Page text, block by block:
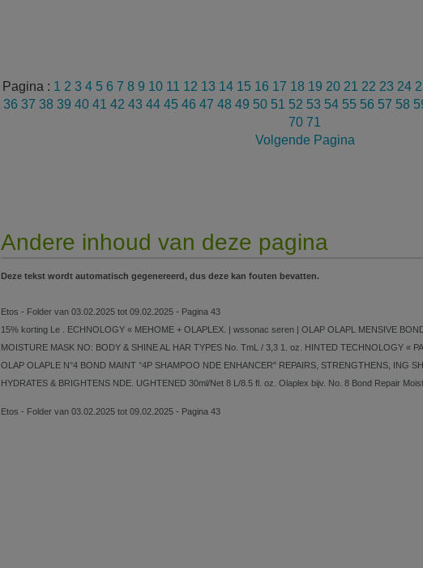
Pagina : 1 2 3 4 5 6 7 8 9 10 11 12 13 14 15 16 17 18 19 20 21 22 23 24
36 37 38 39 40 41 42 43 44 45 46 47 48 49 50 51 52 53 54 55 56 57 58
70 71
Volgende Pagina
Andere inhoud van deze pagina
Deze tekst wordt automatisch gegenereerd, dus deze kan fouten bevatten.
Etos - Folder van 03.02.2025 tot 09.02.2025 - Pagina 43
15% korting Le . ECHNOLOGY « MEHOME + OLAPLEX. | wssonac seren | OLAP OLAPL MENSIVE
MOISTURE MASK NO: BODY & SHINE AL HAR TYPES No. TmL / 3,3 1. oz. HINTED TECHNOLOGY «
OLAP OLAPLE N°4 BOND MAINT °4P SHAMPOO NDE ENHANCER" REPAIRS, STRENGTHENS, ING
HYDRATES & BRIGHTENS NDE. UGHTENED 30ml/Net 8 L/8.5 fl. oz. Olaplex bijv. No. 8 Bond Repair
Etos - Folder van 03.02.2025 tot 09.02.2025 - Pagina 43